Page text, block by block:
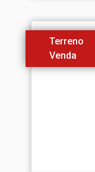
Terreno
Venda